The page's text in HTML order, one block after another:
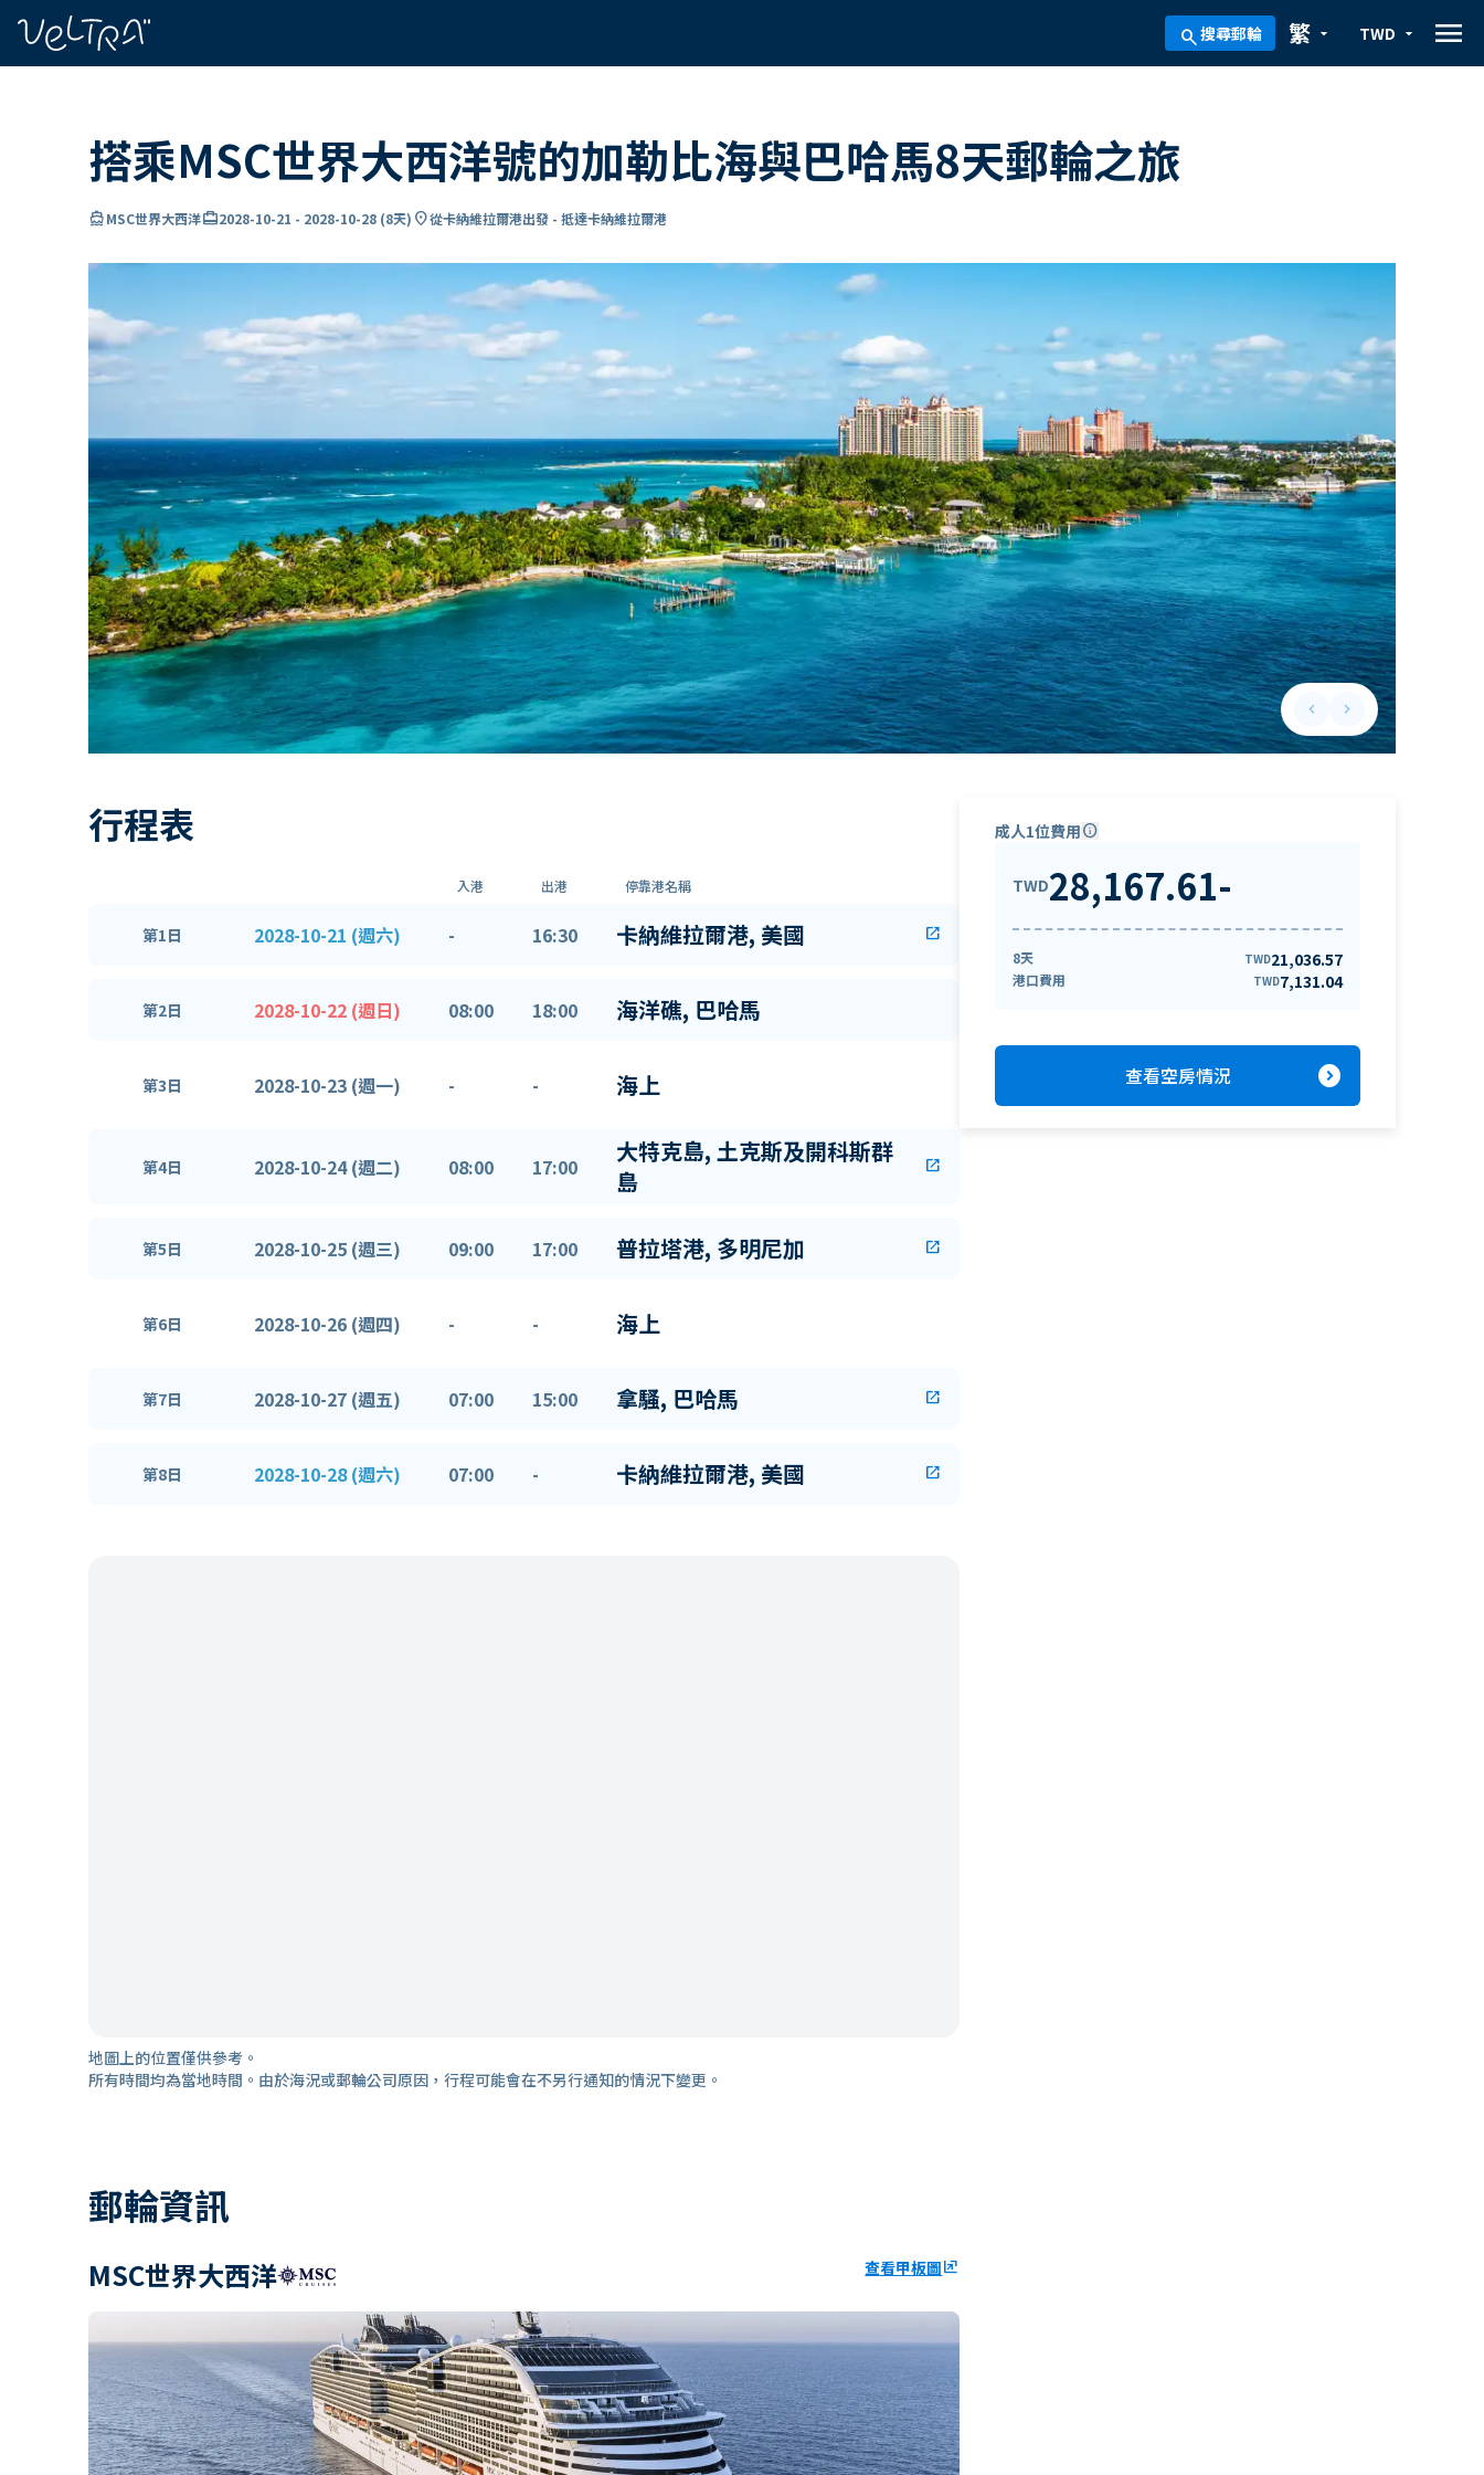
search搜尋郵輪 arrow_drop_down
繁 arrow_drop_down
TWD menu
搭乘MSC世界大西洋號的加勒比海與巴哈馬8天郵輪之旅
directions_boatMSC世界大西洋card_travel2028-10-21 - 2028-10-28 (8天) location_on從卡納維拉爾港出發 - 抵達卡納維拉爾港
keyboard_arrow_leftPrevious slide
keyboard_arrow_rightNext slide
行程表
入港 出港 停靠港名稱
第1日 2028-10-21 (週六) - 16:30 卡納維拉爾港, 美國 open_in_new
第2日 2028-10-22 (週日) 08:00 18:00 海洋礁, 巴哈馬
第3日 2028-10-23 (週一) - - 海上
第4日 2028-10-24 (週二) 08:00 17:00
大特克島, 土克斯及開科斯群
島
open_in_new
第5日 2028-10-25 (週三) 09:00 17:00 普拉塔港, 多明尼加 open_in_new
第6日 2028-10-26 (週四) - - 海上
第7日 2028-10-27 (週五) 07:00 15:00 拿騷, 巴哈馬 open_in_new
第8日 2028-10-28 (週六) 07:00 - 卡納維拉爾港, 美國 open_in_new
地圖上的位置僅供參考。
所有時間均為當地時間。由於海況或郵輪公司原因，行程可能會在不另行通知的情況下變更。
郵輪資訊
MSC世界大西洋 查看甲板圖ungroup
成人1位費用info
TWD28,167.61-
8天 TWD21,036.57
港口費用 TWD7,131.04
查看空房情況 expand_circle_right